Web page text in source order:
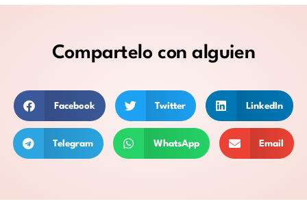
Compartelo con alguien
Facebook Twitter LinkedIn
Telegram WhatsApp Email